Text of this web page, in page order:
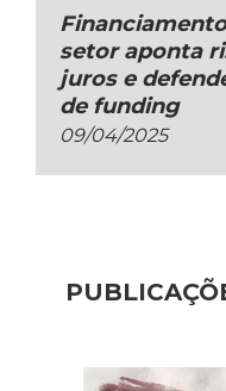
setor aponta
juros e
de funding
09/04/2025